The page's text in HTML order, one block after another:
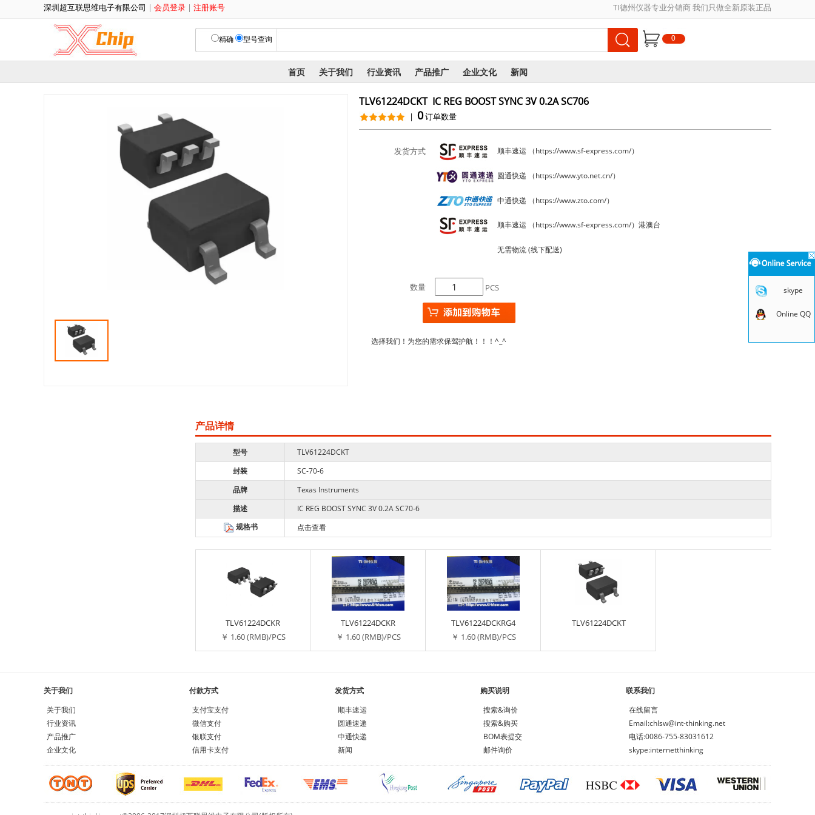
深圳超互联思维电子有限公司 | 会员登录 | 注册账号 TI德州仪器专业分销商 我们只做全新原装正品
精确 型号查询 0
首页 关于我们 行业资讯 产品推广 企业文化 新闻
TLV61224DCKT IC REG BOOST SYNC 3V 0.2A SC706
| 0订单数量
发货方式 顺丰速运 （https://www.sf-express.com/）
圆通快递 （https://www.yto.net.cn/）
中通快递 （https://www.zto.com/）
顺丰速运 （https://www.sf-express.com/）港澳台
无需物流 (线下配送)
数量 PCS
选择我们！为您的需求保驾护航！！！^_^
产品详情
型号
TLV61224DCKT
封装
SC-70-6
品牌
Texas Instruments
描述
IC REG BOOST SYNC 3V 0.2A SC70-6
规格书
点击查看
TLV61224DCKR
￥ 1.60 (RMB)/PCS
TLV61224DCKR
￥ 1.60 (RMB)/PCS
TLV61224DCKRG4
￥ 1.60 (RMB)/PCS
TLV61224DCKT
关于我们
关于我们
行业资讯
产品推广
企业文化
付款方式
支付宝支付
微信支付
银联支付
信用卡支付
发货方式
顺丰速运
圆通速递
中通快递
新闻
购买说明
搜索&询价
搜索&购买
BOM表提交
邮件询价
联系我们
在线留言
Email:chlsw@int-thinking.net
电话:0086-755-83031612
skype:internetthinking
skype
Online QQ